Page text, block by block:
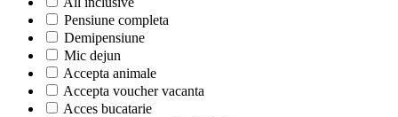
Pensiune completa
Demipensiune
Mic dejun
Accepta animale
Accepta voucher vacanta
Acces bucatarie